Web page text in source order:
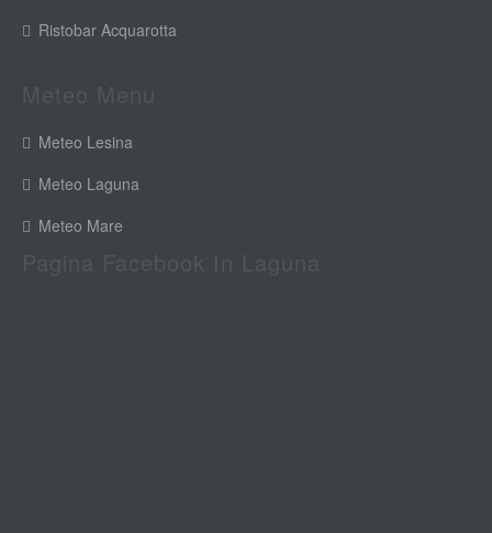
Ristobar Acquarotta
Meteo Lesina
Meteo Laguna
Meteo Mare